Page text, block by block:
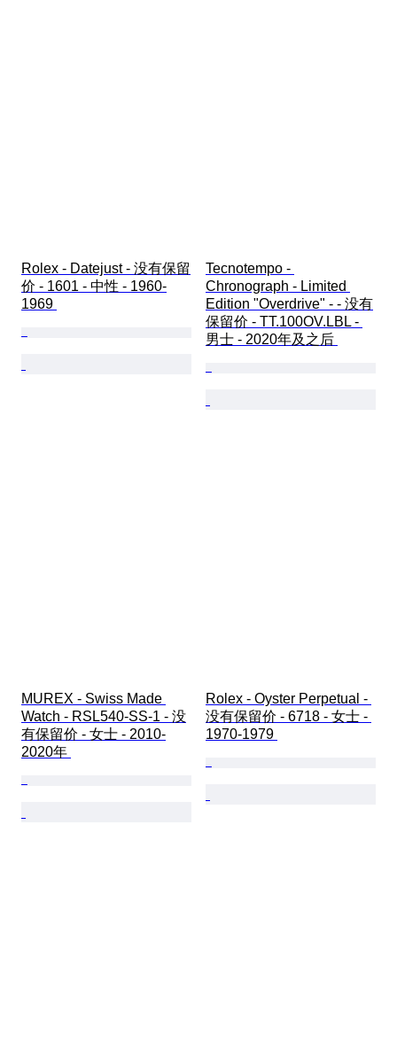
Rolex - Datejust - 没有保留
价 - 1601 - 中性 - 1960-
1969
Tecnotempo -
Chronograph - Limited
Edition "Overdrive" - - 没有
保留价 - TT.100OV.LBL -
男士 - 2020年及之后
MUREX - Swiss Made
Watch - RSL540-SS-1 - 没
有保留价 - 女士 - 2010-
2020年
Rolex - Oyster Perpetual -
没有保留价 - 6718 - 女士 -
1970-1979